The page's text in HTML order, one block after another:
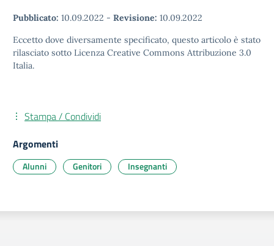
Pubblicato: 10.09.2022 - Revisione: 10.09.2022
Eccetto dove diversamente specificato, questo articolo è stato
rilasciato sotto Licenza Creative Commons Attribuzione 3.0
Italia.
Stampa / Condividi
Argomenti
Alunni Genitori Insegnanti